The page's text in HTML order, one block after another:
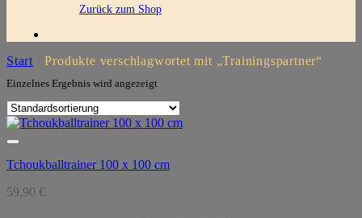
Zurück zum Shop
Start Produkte verschlagwortet mit „Trainingspartner“
Einzelnes Ergebnis wird angezeigt
Tchoukballtrainer 100 x 100 cm
59,90 €